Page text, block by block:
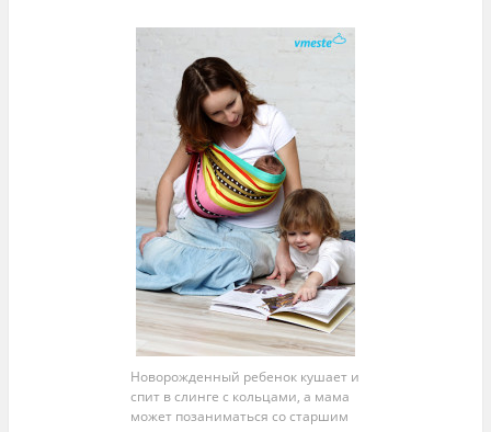
Новорожденный ребенок кушает и
спит в слинге с кольцами, а мама
может позаниматься со старшим